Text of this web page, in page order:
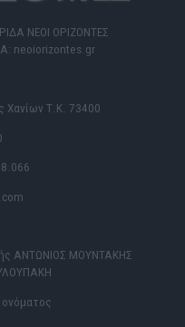
ΝΕΟΙ ΟΡΙΖΟΝΤΕΣ
neoiorizontes.gr
Χανίων Τ.Κ. 73400
ΑΝΤΩΝΙΟΣ ΜΟΥΝΤΑΚΗΣ
ονόματος